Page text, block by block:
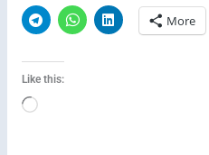
More
Like this:
Loading…